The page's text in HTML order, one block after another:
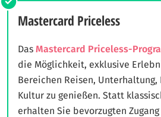
Mastercard Priceless
Das Mastercard Priceless-
die Möglichkeit, exklusive
Bereichen Reisen,
Kultur zu genießen. Statt
erhalten Sie bevorzugten Zugang